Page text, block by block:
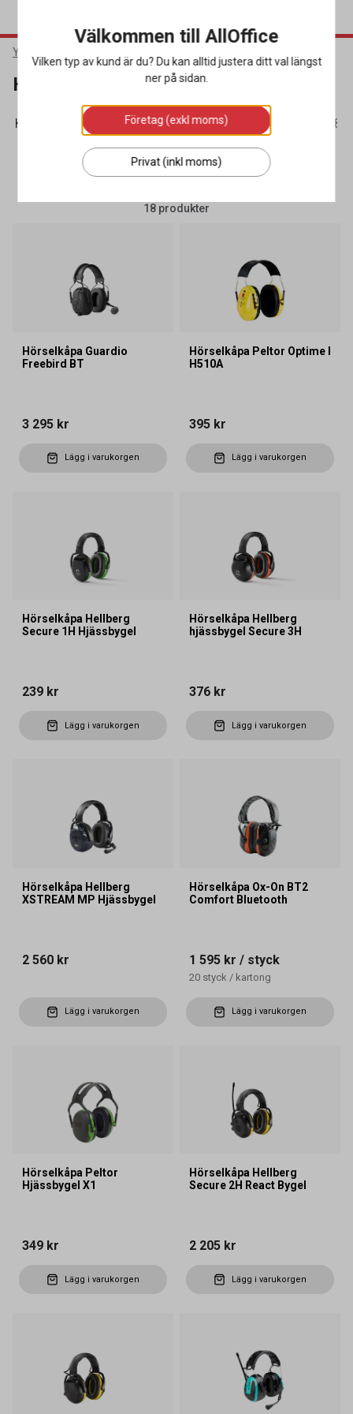
Yrkeskläder & Skydd
Hörselkåpor
Hjälmkåpor (13) Hörselkåpor(18) Hörselproppar (28)
SORTERA FILTRERA
18 produkter
Hörselkåpa Guardio
Freebird BT
3 295 kr
Lägg i varukorgen
Hörselkåpa Peltor Optime I
H510A
395 kr
Lägg i varukorgen
Hörselkåpa Hellberg
Secure 1H Hjässbygel
239 kr
Lägg i varukorgen
Hörselkåpa Hellberg
hjässbygel Secure 3H
376 kr
Lägg i varukorgen
Hörselkåpa Hellberg
XSTREAM MP Hjässbygel
2 560 kr
Lägg i varukorgen
Hörselkåpa Ox-On BT2
Comfort Bluetooth
1 595 kr / styck
20 styck / kartong
Lägg i varukorgen
Hörselkåpa Peltor
Hjässbygel X1
349 kr
Lägg i varukorgen
Hörselkåpa Hellberg
Secure 2H React Bygel
2 205 kr
Lägg i varukorgen
Välkommen till AllOffice
Vilken typ av kund är du? Du kan alltid justera ditt val längst
ner på sidan.
Företag (exkl moms)
Privat (inkl moms)